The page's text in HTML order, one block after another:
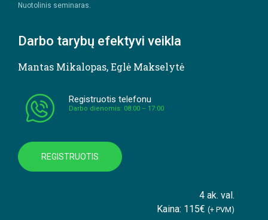
Nuotolinis seminaras.
Darbo tarybų efektyvi veikla
Mantas Mikalopas,Eglė Makselytė
Registruotis telefonu
Darbo dienomis: 08:00 – 17:00
REGISTRUOTIS
4 ak. val.
Kaina: 115€ (+ PVM)